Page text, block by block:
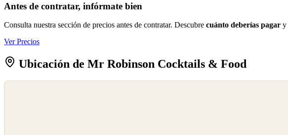
Antes de contratar, infórmate bien
Consulta nuestra sección de precios antes de contratar. Descubre cuánto deberías pagar y
Ver Precios
Ubicación de Mr Robinson Cocktails & Food